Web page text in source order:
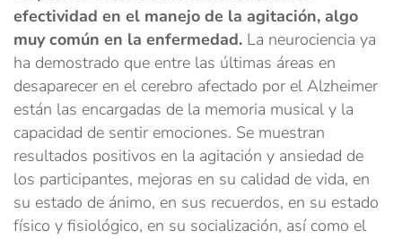
efectividad en el manejo de la agitación, algo
muy común en la enfermedad. La neurociencia ya
ha demostrado que entre las últimas áreas en
desaparecer en el cerebro afectado por el Alzheimer
están las encargadas de la memoria musical y la
capacidad de sentir emociones. Se muestran
resultados positivos en la agitación y ansiedad de
los participantes, mejoras en su calidad de vida, en
su estado de ánimo, en sus recuerdos, en su estado
físico y fisiológico, en su socialización, así como el